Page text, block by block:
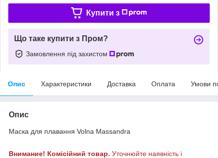
Купити з
Що таке купити з Пром?
Замовлення під захистом
Опис Характеристики Доставка Оплата Умови
Опис
Маска для плавання Volna Massandra
Внимание! Комісійний товар. Уточнюйте наявність і